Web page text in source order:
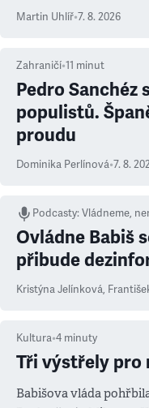
Martin Uhlíř•7. 8. 2026
Zahraničí•11 minut
Pedro Sanchéz
populistů.
proudu
Dominika Perlínová•7. 8.
Podcasty:Vládneme,
Ovládne Babiš
přibude
Kristýna Jelínková,
Kultura•4 minuty
Tři výstřely pro
Babišova vláda